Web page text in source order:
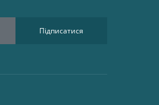
Підписатися